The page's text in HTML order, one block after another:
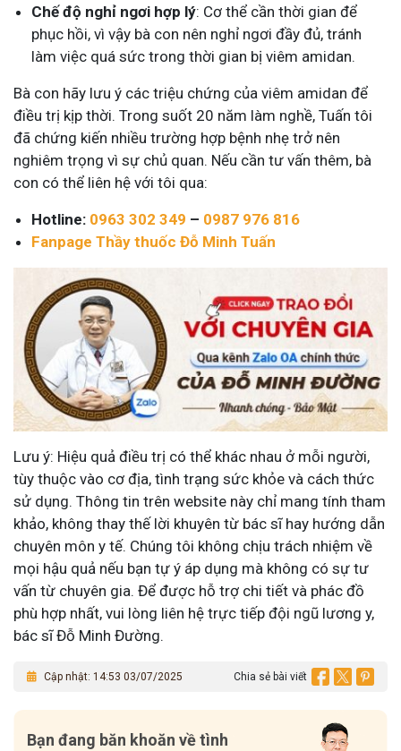
Chế độ nghỉ ngơi hợp lý: Cơ thể cần thời gian để
phục hồi, vì vậy bà con nên nghỉ ngơi đầy đủ, tránh
làm việc quá sức trong thời gian bị viêm amidan.
Bà con hãy lưu ý các triệu chứng của viêm amidan để
điều trị kịp thời. Trong suốt 20 năm làm nghề, Tuấn tôi
đã chứng kiến nhiều trường hợp bệnh nhẹ trở nên
nghiêm trọng vì sự chủ quan. Nếu cần tư vấn thêm, bà
con có thể liên hệ với tôi qua:
Hotline: 0963 302 349 – 0987 976 816
Fanpage Thầy thuốc Đỗ Minh Tuấn
Lưu ý: Hiệu quả điều trị có thể khác nhau ở mỗi người,
tùy thuộc vào cơ địa, tình trạng sức khỏe và cách thức
sử dụng. Thông tin trên website này chỉ mang tính tham
khảo, không thay thế lời khuyên từ bác sĩ hay hướng dẫn
chuyên môn y tế. Chúng tôi không chịu trách nhiệm về
mọi hậu quả nếu bạn tự ý áp dụng mà không có sự tư
vấn từ chuyên gia. Để được hỗ trợ chi tiết và phác đồ
phù hợp nhất, vui lòng liên hệ trực tiếp đội ngũ lương y,
bác sĩ Đỗ Minh Đường.
Cập nhật: 14:53 03/07/2025 Chia sẻ bài viết
Bạn đang băn khoăn về tình